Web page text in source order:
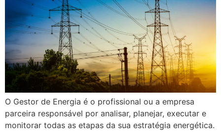
O Gestor de Energia é o profissional ou a empresa
parceira responsável por analisar, planejar, executar e
monitorar todas as etapas da sua estratégia energética.